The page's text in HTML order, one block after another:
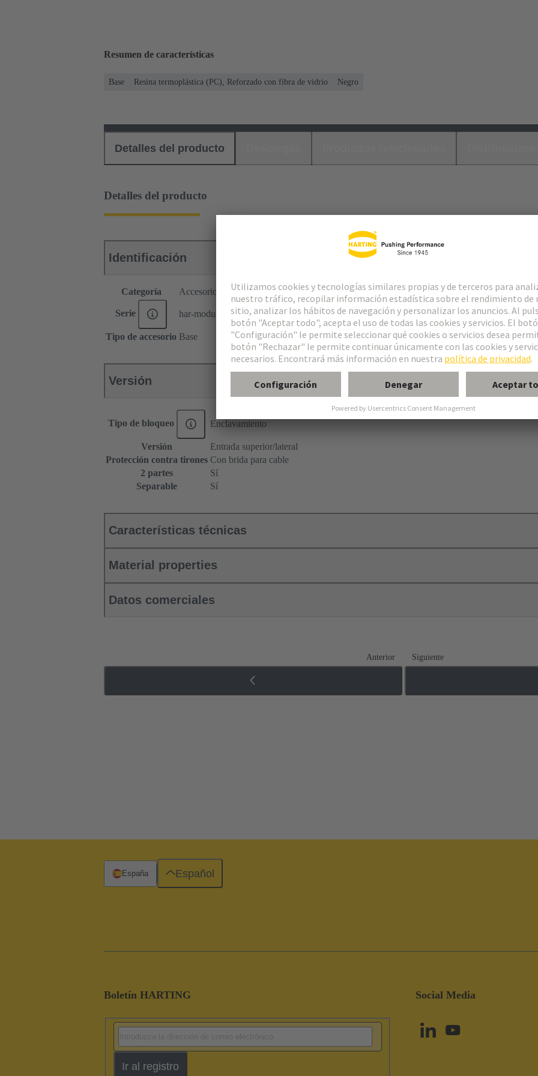
Resumen de características
Base Resina termoplástica (PC), Reforzado con fibra de vidrio Negro
Detalles del producto
Detalles del producto
Identificación
Categoría Accesorios
Serie har-modular®
Tipo de accesorio Base
Versión
Tipo de bloqueo Enclavamiento
Versión
Entrada superior/lateral
Protección contra tirones Con brida para cable
2 partes
Sí
Separable
Sí
Características técnicas
Material properties
Datos comerciales
Anterior Siguiente
Boletín HARTING
Ir al registro
Social Media
España Español